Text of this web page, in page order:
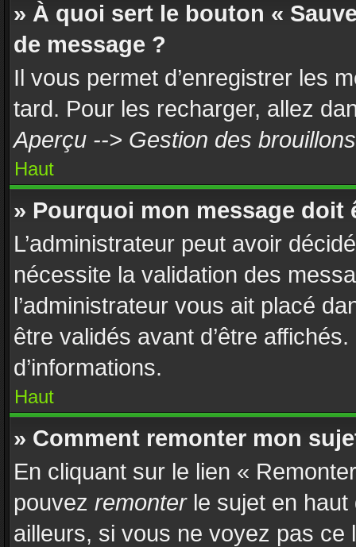
» À quoi sert le bouton «
de message ?
Il vous permet d’enregistrer les
tard. Pour les recharger, allez
Aperçu --> Gestion des brouillons
Haut
» Pourquoi mon message doit
L’administrateur peut avoir
nécessite la validation des
l’administrateur vous ait placé
être validés avant d’être
d’informations.
Haut
» Comment remonter mon
En cliquant sur le lien «
pouvez remonterle sujet en haut
ailleurs, si vous ne voyez pas ce